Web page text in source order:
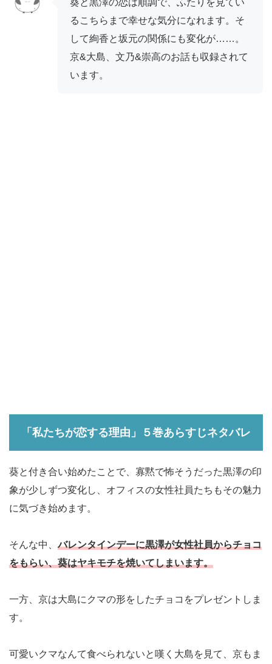
るこちらまで幸せな気分になれます。そ
して絢香と坂元の関係にも変化が……。
京&大島、文乃&崇高のお話も収録されて
います。
「私たちが恋する理由」５巻あらすじネタバレ
葵と付き合い始めたことで、寡黙で怖そうだった黒澤の印
象が少しずつ変化し、オフィスの女性社員たちもその魅力
に気づき始めます。
そんな中、バレンタインデーに黒澤が女性社員からチョコ
をもらい、葵はヤキモチを焼いてしまいます。
一方、京は大島にクマの形をしたチョコをプレゼントしま
す。
可愛いクマなんて食べられないと嘆く大島を見て、京もま